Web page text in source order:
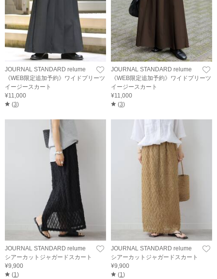
JOURNAL STANDARD relume
《WEB限定追加予約》ワイドプリーツ
イージースカート
¥11,000
(3)
JOURNAL STANDARD relume
《WEB限定追加予約》ワイドプリーツ
イージースカート
¥11,000
(3)
JOURNAL STANDARD relume
シアーカットジャガードスカート
¥9,900
(1)
JOURNAL STANDARD relume
シアーカットジャガードスカート
¥9,900
(1)